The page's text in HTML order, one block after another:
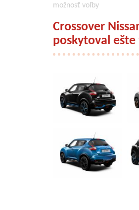
možnosť voľby
Crossover
poskytoval